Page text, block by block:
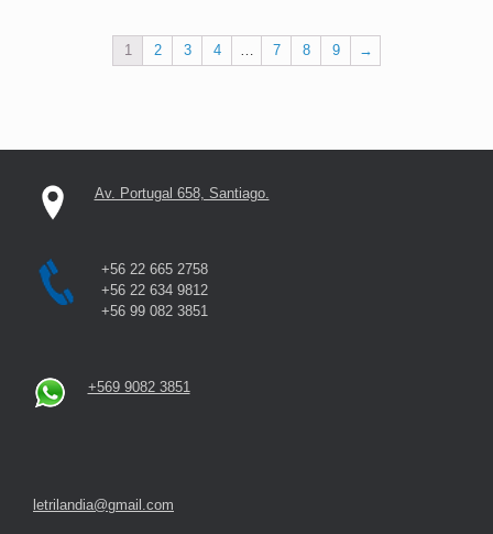
1 2 3 4 … 7 8 9 →
Av. Portugal 658, Santiago.
+56 22 665 2758
+56 22 634 9812
+56 99 082 3851
+569 9082 3851
letrilandia@gmail.com